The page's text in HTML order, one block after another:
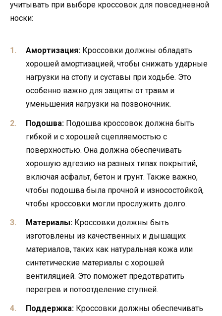
учитывать при выборе кроссовок для повседневной
носки:
Амортизация: Кроссовки должны обладать
хорошей амортизацией, чтобы снижать ударные
нагрузки на стопу и суставы при ходьбе. Это
особенно важно для защиты от травм и
уменьшения нагрузки на позвоночник.
Подошва: Подошва кроссовок должна быть
гибкой и с хорошей сцепляемостью с
поверхностью. Она должна обеспечивать
хорошую адгезию на разных типах покрытий,
включая асфальт, бетон и грунт. Также важно,
чтобы подошва была прочной и износостойкой,
чтобы кроссовки могли прослужить долго.
Материалы: Кроссовки должны быть
изготовлены из качественных и дышащих
материалов, таких как натуральная кожа или
синтетические материалы с хорошей
вентиляцией. Это поможет предотвратить
перегрев и потоотделение ступней.
Поддержка: Кроссовки должны обеспечивать